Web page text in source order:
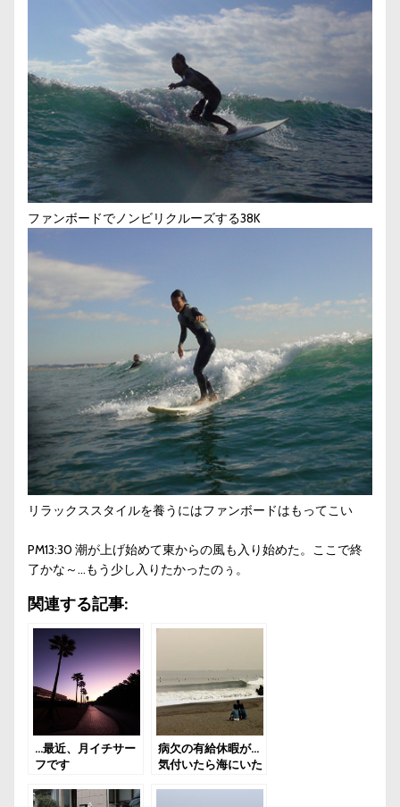
ファンボードでノンビリクルーズする38K
リラックススタイルを養うにはファンボードはもってこい
PM13:30 潮が上げ始めて東からの風も入り始めた。ここで終
了かな～…もう少し入りたかったのぅ。
関連する記事:
…最近、月イチサー
フです
病欠の有給休暇が…
気付いたら海にいた